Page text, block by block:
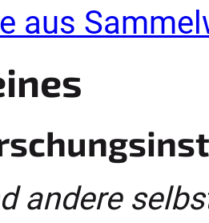
aus
andere